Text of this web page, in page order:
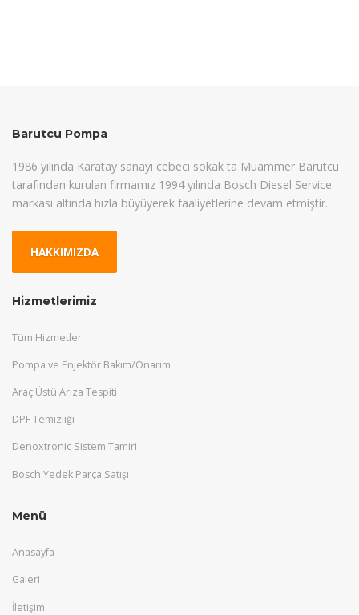
Barutcu Pompa
1986 yılında Karatay sanayi cebeci sokak ta Muammer Barutcu
tarafından kurulan firmamız 1994 yılında Bosch Diesel Service
markası altında hızla büyüyerek faaliyetlerine devam etmiştir.
HAKKIMIZDA
Hizmetlerimiz
Tüm Hizmetler
Pompa ve Enjektör Bakım/Onarım
Araç Üstü Arıza Tespiti
DPF Temizliği
Denoxtronic Sistem Tamiri
Bosch Yedek Parça Satışı
Menü
Anasayfa
Galeri
İletişim